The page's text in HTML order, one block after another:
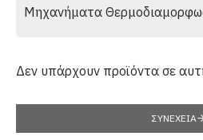
Μηχανήματα
Δεν υπάρχουν προϊόντα σε
ΣΥΝΈΧΕΙΑ